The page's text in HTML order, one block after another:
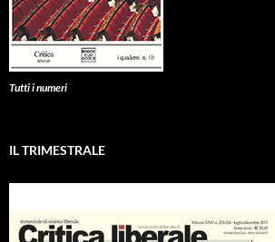
Tutti i numeri
IL TRIMESTRALE